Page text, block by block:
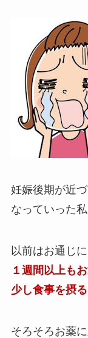
妊娠後期が近
なっていった私
以前はお通じ
１週間以上も
少し食事を摂
そろそろお薬